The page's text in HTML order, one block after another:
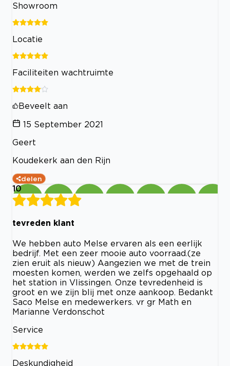
Showroom
Locatie
Faciliteiten wachtruimte
Beveelt aan
15 September 2021
Geert
Koudekerk aan den Rijn
delen
10
tevreden klant
We hebben auto Melse ervaren als een eerlijk
bedrijf. Met een zeer mooie auto voorraad.(ze
zien eruit als nieuw) Aangezien we met de trein
moesten komen, werden we zelfs opgehaald op
het station in Vlissingen. Onze tevredenheid is
groot en we zijn blij met onze aankoop. Bedankt
Saco Melse en medewerkers. vr gr Math en
Marianne Verdonschot
Service
Deskundigheid